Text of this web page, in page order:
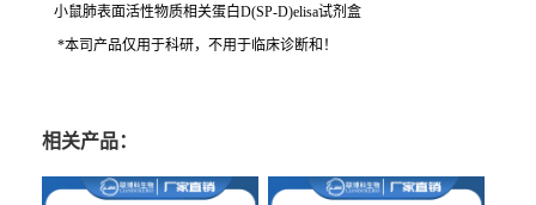
小鼠肺表面活性物质相关蛋白D(SP-D)elisa试剂盒
*本司产品仅用于科研，不用于临床诊断和！
相关产品：